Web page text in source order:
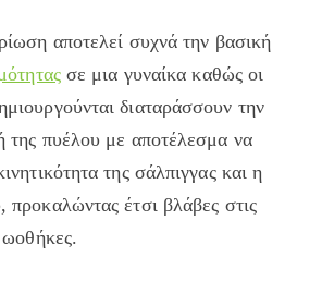
αποτελεί συχνά την βασική
σε μια γυναίκα καθώς οι
διαταράσσουν την
της πυέλου με αποτέλεσμα να
της σάλπιγγας και η
έτσι βλάβες στις
ωοθήκες.